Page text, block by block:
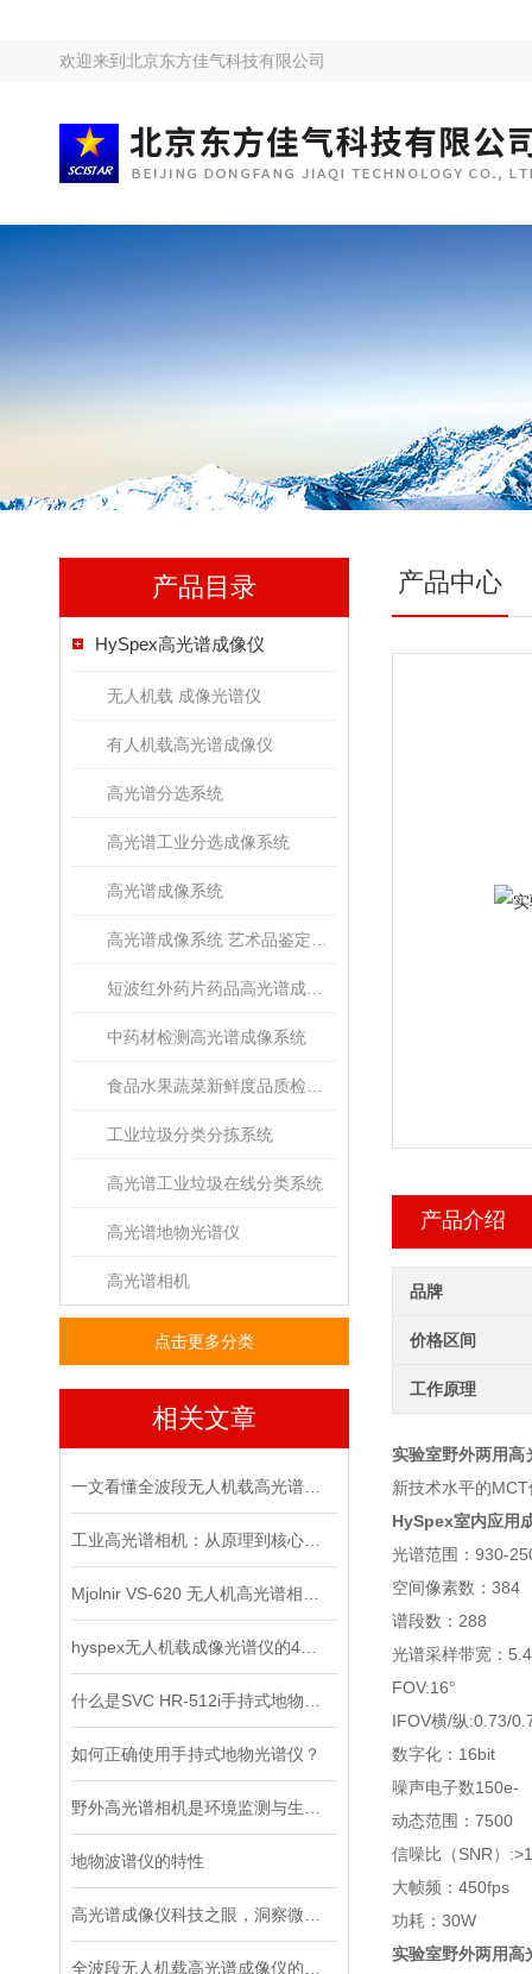
欢迎来到 北京东方佳气科技有限公司
产品目录
HySpex高光谱成像仪
无人机载 成像光谱仪
有人机载高光谱成像仪
高光谱分选系统
高光谱工业分选成像系统
高光谱成像系统
中药材检测高光谱成像系统
工业垃圾分类分拣系统
高光谱工业垃圾在线分类系统
高光谱地物光谱仪
高光谱相机
点击更多分类
相关文章
如何正确使用手持式地物光谱仪？
地物波谱仪的特性
产品中心
产品介绍
品牌
价格区间
工作原理
实验室野外两用
新技术水平的
HySpex室内应用
光谱范围：930-
空间像素数：384
谱段数：288
光谱采样带宽：
FOV:16°
IFOV横/纵:0.73/
数字化：16bit
噪声电子数150e-
动态范围：7500
信噪比（SNR）
大帧频：450fps
功耗：30W
实验室野外两用